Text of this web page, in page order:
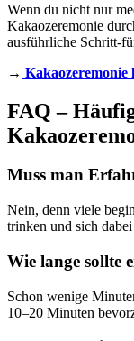
Wenn du nicht nur
Kakaozeremonie
ausführliche Schritt-
→
FAQ –
Muss man
Nein, denn viele
trinken und sich
Wie lange sollte
Schon wenige
10–20 Minuten